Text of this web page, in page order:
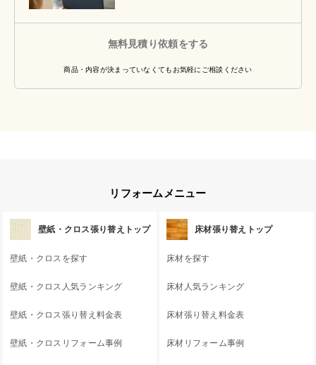
無料見積り依頼をする
商品・内容が決まっていなくてもお気軽にご相談ください
リフォームメニュー
壁紙・クロス張り替えトップ
壁紙・クロスを探す
壁紙・クロス人気ランキング
壁紙・クロス張り替え料金表
壁紙・クロスリフォーム事例
床材張り替えトップ
床材を探す
床材人気ランキング
床材張り替え料金表
床材リフォーム事例